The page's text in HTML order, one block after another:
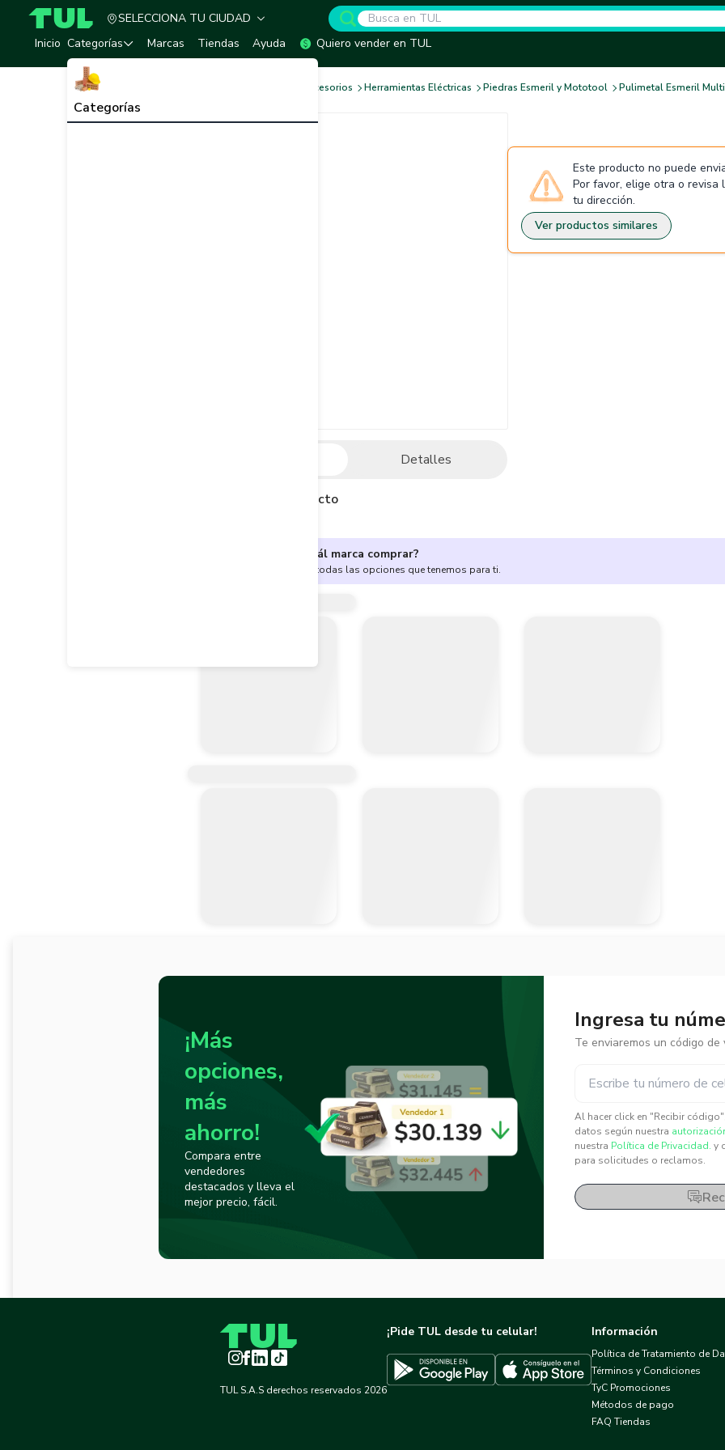
TUL - Tu Marketplace de Construcción
SELECCIONA TU CIUDAD
Inicio Categorías
Categorías
Marcas Tiendas Ayuda Quiero vender en TUL
Herramientas, Equipos y Accesorios Herramientas Eléctricas Piedras Esmeril y Mototool Pulimetal Esmeril
Detalles
Descripción del producto
Este producto no puede
Por favor, elige otra o revisa
tu dirección.
Ver productos similares
¿No sabes cuál marca comprar?
Encuentra aquí todas las opciones que tenemos para ti.
¡Más
opciones,
más
ahorro!
Compara entre
vendedores
destacados y lleva el
mejor precio, fácil.
Ingresa tu
Te enviaremos un código de
Al hacer click en "Recibir
datos según nuestra
nuestra Política de Privacidad. y
para solicitudes o reclamos.
Instagram
Facebook
LinkedInTikTok
TUL S.A.S derechos reservados 2026
¡Pide TUL desde tu celular!
Descargar TUL en Google PlayDescargar TUL en App Store
Información
Política de Tratamiento de
Términos y Condiciones
TyC Promociones
Métodos de pago
FAQ Tiendas